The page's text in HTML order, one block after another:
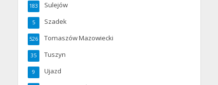
Sulejów
183
Szadek
5
Tomaszów Mazowiecki
526
Tuszyn
35
Ujazd
9